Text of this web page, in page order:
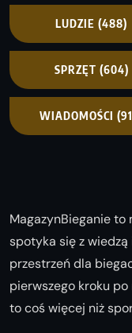
LUDZIE (488)
SPRZĘT (604)
WIADOMOŚCI
MagazynBieganie to
spotyka się z
przestrzeń dla
pierwszego kroku
to coś więcej niż